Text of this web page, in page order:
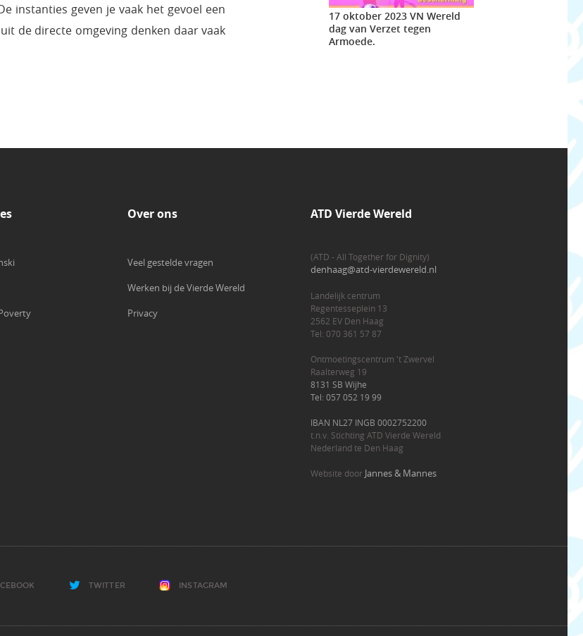
instanties geven je vaak het gevoel een
de directe omgeving denken daar vaak
17 oktober 2023 VN Wereld
dag van Verzet tegen
Armoede.
Over ons
Veel gestelde vragen
Werken bij de Vierde Wereld
Privacy
ATD Vierde Wereld
(ATD - All Together for Dignity)
denhaag@atd-vierdewereld.nl
Landelijk centrum
Regentesseplein 13
2562 EV Den Haag
Tel: 070 361 57 87
Ontmoetingscentrum 't Zwervel
Raalterweg 19
8131 SB Wijhe
Tel: 057 052 19 99
IBAN NL27 INGB 0002752200
t.n.v. Stichting ATD Vierde Wereld
Nederland te Den Haag
Website door Jannes & Mannes
TWITTER INSTAGRAM